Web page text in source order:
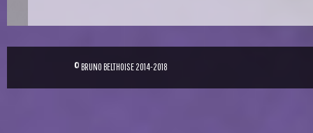
© BRUNO BELTHOISE 2014-2018